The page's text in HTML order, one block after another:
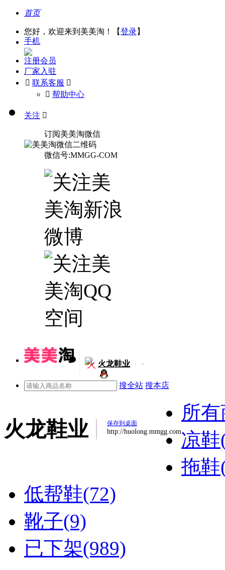
首页
您好，欢迎来到美美淘！【登录】
手机
注册会员
厂家入驻
 联系客服 
󰅃 帮助中心
关注 
订阅美美淘微信
微信号:MMGG-COM
火 火龙鞋业
搜全站 搜本店
火龙鞋业 保存到桌面
http://huolong.mmgg.com
所
凉鞋
拖鞋
低帮鞋(72)
靴子(9)
已下架(989)